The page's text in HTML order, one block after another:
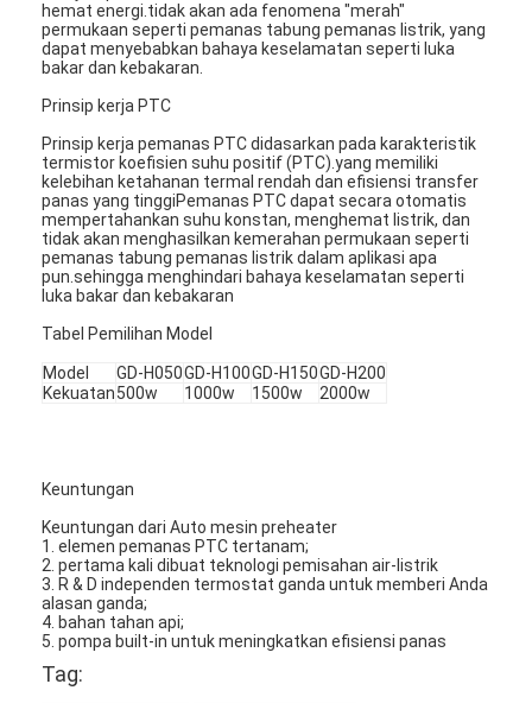
hemat energi.tidak akan ada fenomena "merah"
permukaan seperti pemanas tabung pemanas listrik, yang
dapat menyebabkan bahaya keselamatan seperti luka
bakar dan kebakaran.
Prinsip kerja PTC
Prinsip kerja pemanas PTC didasarkan pada karakteristik
termistor koefisien suhu positif (PTC).yang memiliki
kelebihan ketahanan termal rendah dan efisiensi transfer
panas yang tinggiPemanas PTC dapat secara otomatis
mempertahankan suhu konstan, menghemat listrik, dan
tidak akan menghasilkan kemerahan permukaan seperti
pemanas tabung pemanas listrik dalam aplikasi apa
pun.sehingga menghindari bahaya keselamatan seperti
luka bakar dan kebakaran
Tabel Pemilihan Model
Model GD-H050GD-H100GD-H150GD-H200
Kekuatan500w 1000w 1500w 2000w
Keuntungan
Keuntungan dari Auto mesin preheater
1. elemen pemanas PTC tertanam;
2. pertama kali dibuat teknologi pemisahan air-listrik
3. R & D independen termostat ganda untuk memberi Anda
alasan ganda;
4. bahan tahan api;
5. pompa built-in untuk meningkatkan efisiensi panas
Tag: